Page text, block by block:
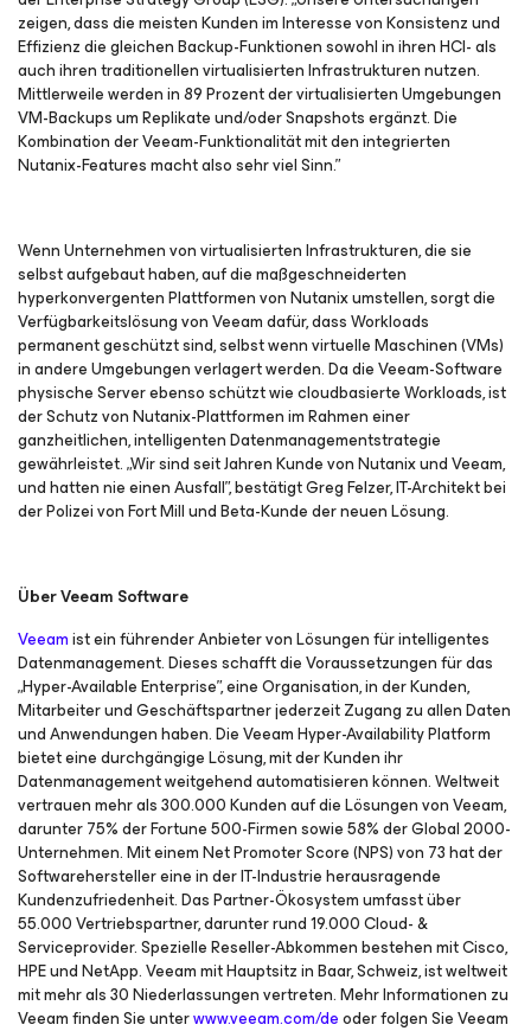
zeigen, dass die meisten Kunden im Interesse von Konsistenz und
Effizienz die gleichen Backup-Funktionen sowohl in ihren HCI- als
auch ihren traditionellen virtualisierten Infrastrukturen nutzen.
Mittlerweile werden in 89 Prozent der virtualisierten Umgebungen
VM-Backups um Replikate und/oder Snapshots ergänzt. Die
Kombination der Veeam-Funktionalität mit den integrierten
Nutanix-Features macht also sehr viel Sinn.”
Wenn Unternehmen von virtualisierten Infrastrukturen, die sie
selbst aufgebaut haben, auf die maßgeschneiderten
hyperkonvergenten Plattformen von Nutanix umstellen, sorgt die
Verfügbarkeitslösung von Veeam dafür, dass Workloads
permanent geschützt sind, selbst wenn virtuelle Maschinen (VMs)
in andere Umgebungen verlagert werden. Da die Veeam-Software
physische Server ebenso schützt wie cloudbasierte Workloads, ist
der Schutz von Nutanix-Plattformen im Rahmen einer
ganzheitlichen, intelligenten Datenmanagementstrategie
gewährleistet. „Wir sind seit Jahren Kunde von Nutanix und Veeam,
und hatten nie einen Ausfall”, bestätigt Greg Felzer, IT-Architekt bei
der Polizei von Fort Mill und Beta-Kunde der neuen Lösung.
Über Veeam Software
Veeamist ein führender Anbieter von Lösungen für intelligentes
Datenmanagement. Dieses schafft die Voraussetzungen für das
„Hyper-Available Enterprise”, eine Organisation, in der Kunden,
Mitarbeiter und Geschäftspartner jederzeit Zugang zu allen Daten
und Anwendungen haben. Die Veeam Hyper-Availability Platform
bietet eine durchgängige Lösung, mit der Kunden ihr
Datenmanagement weitgehend automatisieren können. Weltweit
vertrauen mehr als 300.000 Kunden auf die Lösungen von Veeam,
darunter 75% der Fortune 500-Firmen sowie 58% der Global 2000-
Unternehmen. Mit einem Net Promoter Score (NPS) von 73 hat der
Softwarehersteller eine in der IT-Industrie herausragende
Kundenzufriedenheit. Das Partner-Ökosystem umfasst über
55.000 Vertriebspartner, darunter rund 19.000 Cloud- &
Serviceprovider. Spezielle Reseller-Abkommen bestehen mit Cisco,
HPE und NetApp. Veeam mit Hauptsitz in Baar, Schweiz, ist weltweit
mit mehr als 30 Niederlassungen vertreten. Mehr Informationen zu
Veeam finden Sie unterwww.veeam.com/deoder folgen Sie Veeam